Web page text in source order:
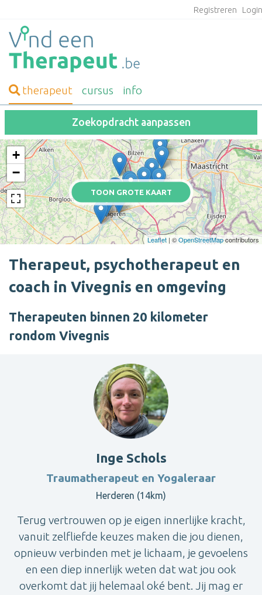
Registreren
therapeut cursus info
Zoekopdracht aanpassen
TOON GROTE KAART
+
−
Leaflet | ©OpenStreetMapcontributors
Therapeut, psychotherapeut en
coach in Vivegnis en omgeving
Therapeuten binnen 20 kilometer
rondom Vivegnis
Inge Schols
Traumatherapeut en Yogaleraar
Herderen (14km)
Terug vertrouwen op je eigen innerlijke kracht,
vanuit zelfliefde keuzes maken die jou dienen,
opnieuw verbinden met je lichaam, je gevoelens
en een diep innerlijk weten dat wat jou ook
overkomt dat jij helemaal oké bent. Jij mag er